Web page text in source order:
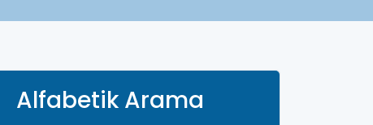
Alfabetik Arama